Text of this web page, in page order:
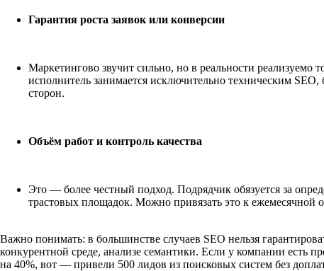
Гарантия роста заявок или конверсии
Маркетингово звучит сильно, но в реальности
исполнитель занимается исключительно техническим
сторон.
Объём работ и контроль качества
Это — более честный подход. Подрядчик обязуется за
трастовых площадок. Можно привязать это к ежемесячной
Важно понимать: в большинстве случаев SEO нельзя
конкурентной среде, анализе семантики. Если у компании
на 40%, вот — привели 500 лидов из поисковых систем без